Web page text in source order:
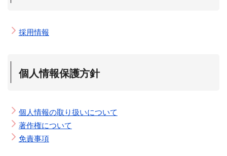
採用情報
個人情報保護方針
個人情報の取り扱いについて
著作権について
免責事項